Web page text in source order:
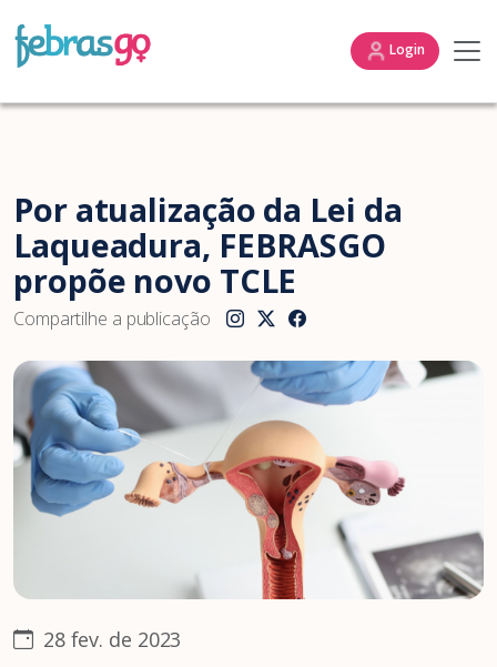
Login
Por atualização da Lei da
Laqueadura, FEBRASGO
propõe novo TCLE
Compartilhe a publicação
28 fev. de 2023